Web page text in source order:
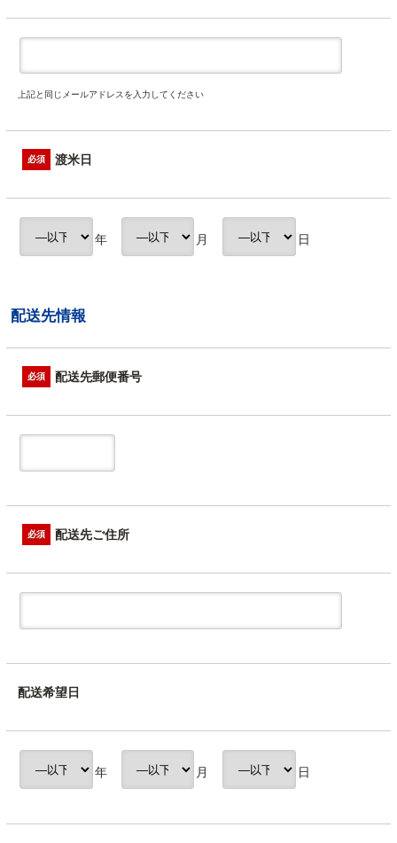
上記と同じメールアドレスを入力してください
渡米日
必須
年 月 日
配送先情報
配送先郵便番号
必須
配送先ご住所
必須
配送希望日
年 月 日